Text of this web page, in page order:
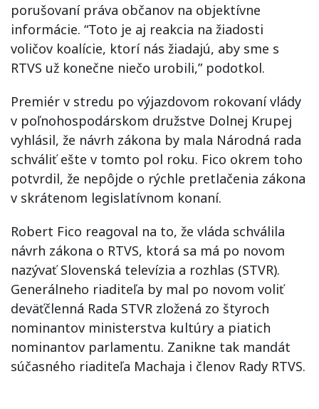
porušovaní práva občanov na objektívne
informácie. “Toto je aj reakcia na žiadosti
voličov koalície, ktorí nás žiadajú, aby sme s
RTVS už konečne niečo urobili,” podotkol.
Premiér v stredu po výjazdovom rokovaní vlády
v poľnohospodárskom družstve Dolnej Krupej
vyhlásil, že návrh zákona by mala Národná rada
schváliť ešte v tomto pol roku. Fico okrem toho
potvrdil, že nepôjde o rýchle pretlačenia zákona
v skrátenom legislatívnom konaní.
Robert Fico reagoval na to, že vláda schválila
návrh zákona o RTVS, ktorá sa má po novom
nazývať Slovenská televízia a rozhlas (STVR).
Generálneho riaditeľa by mal po novom voliť
deväťčlenná Rada STVR zložená zo štyroch
nominantov ministerstva kultúry a piatich
nominantov parlamentu. Zanikne tak mandát
súčasného riaditeľa Machaja i členov Rady RTVS.